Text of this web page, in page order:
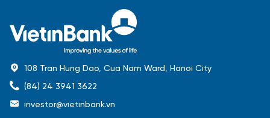
108 Tran Hung Dao, Cua Nam Ward, Hanoi City
(84) 24 3941 3622
investor@vietinbank.vn